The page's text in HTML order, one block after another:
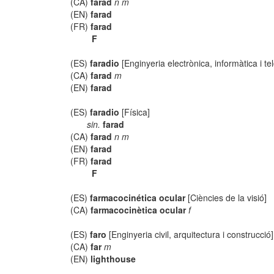
(EN)farad
(FR)farad
F
(ES)faradio [Enginyeria electrònica, informàtica i
(CA)farad m
(EN)farad
(ES)faradio [Física]
sin. farad
(CA)farad n m
(EN)farad
(FR)farad
F
(ES)farmacocinética ocular[Ciències de la visió]
(CA)farmacocinètica ocular f
(ES)faro [Enginyeria civil, arquitectura i construcció]
(CA)far m
(EN) lighthouse